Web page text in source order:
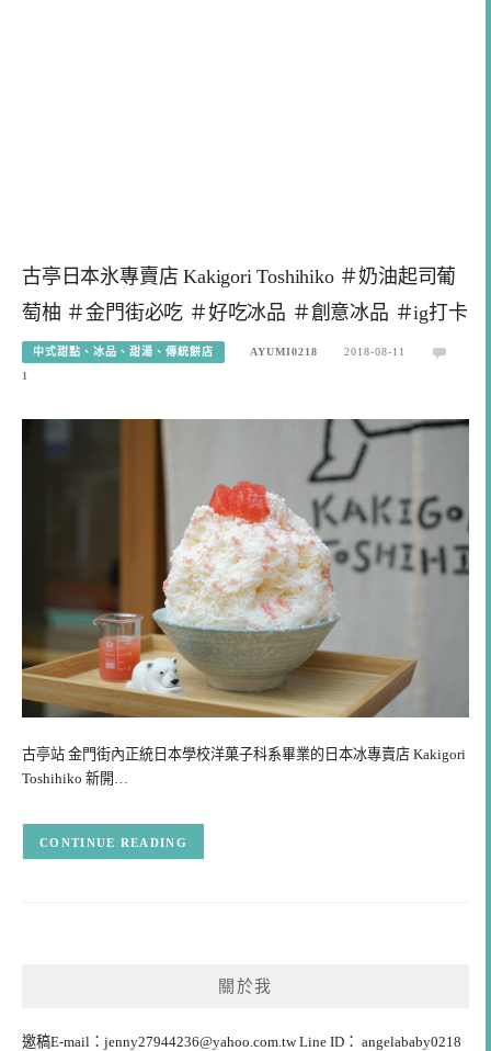
古亭日本氷專賣店 Kakigori Toshihiko ＃奶油起司葡
萄柚 ＃金門街必吃 ＃好吃冰品 ＃創意冰品 ＃ig打卡
中式甜點、冰品、甜湯、傳統餅店 AYUMI0218
2018-08-11
1
古亭站 金門街內正統日本學校洋菓子科系畢業的日本冰專賣店 Kakigori
Toshihiko 新開…
CONTINUE READING
關於我
邀稿E-mail： jenny27944236@yahoo.com.twLine ID： angelababy0218